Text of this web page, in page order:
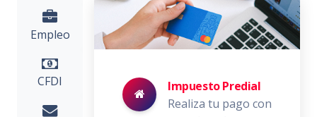
Empleo
CFDI
Impuesto Predial
Realiza tu pago con